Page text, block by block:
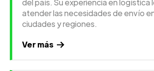
del país. Su experiencia en logística
atender las necesidades de envío
ciudades y regiones.
Ver más